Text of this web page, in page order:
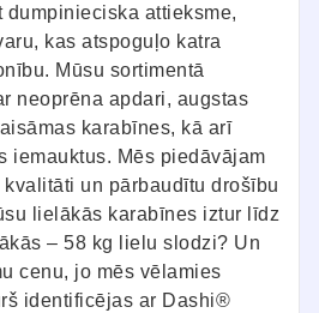
attieksme,
kas atspoguļo katra
Mūsu sortimentā
neoprēna apdari, augstas
karabīnes, kā arī
iemauktus. Mēs piedāvājam
un pārbaudītu drošību
lielākās karabīnes iztur līdz
– 58 kg lielu slodzi? Un
cenu, jo mēs vēlamies
identificējas ar Dashi®